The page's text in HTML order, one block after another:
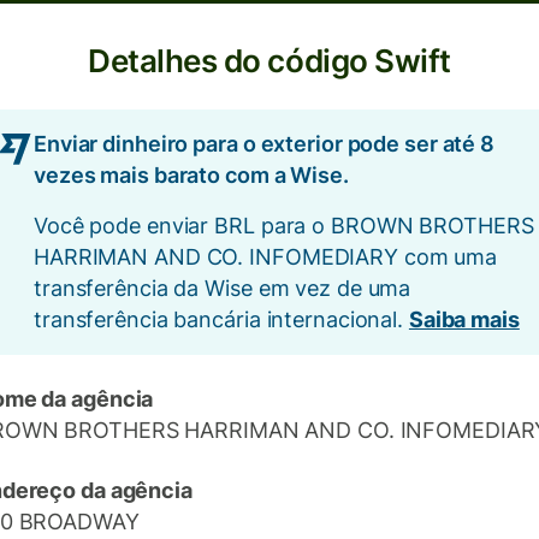
Detalhes do código Swift
Enviar dinheiro para o exterior pode ser até 8
vezes mais barato com a Wise.
Você pode enviar BRL para o BROWN BROTHERS
HARRIMAN AND CO. INFOMEDIARY com uma
transferência da Wise em vez de uma
transferência bancária internacional. Saiba mais
da agência
BROTHERS HARRIMAN AND CO.
da agência
BROADWAY